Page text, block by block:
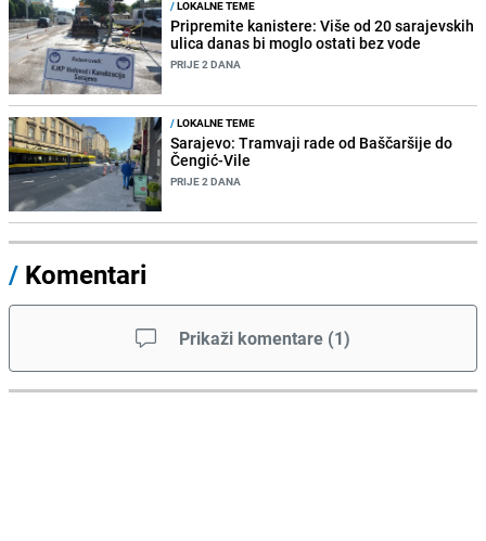
/LOKALNE TEME
Pripremite kanistere: Više od 20 sarajevskih
ulica danas bi moglo ostati bez vode
PRIJE 2 DANA
/LOKALNE TEME
Sarajevo: Tramvaji rade od Baščaršije do
Čengić-Vile
PRIJE 2 DANA
/ Komentari
Prikaži komentare (1)